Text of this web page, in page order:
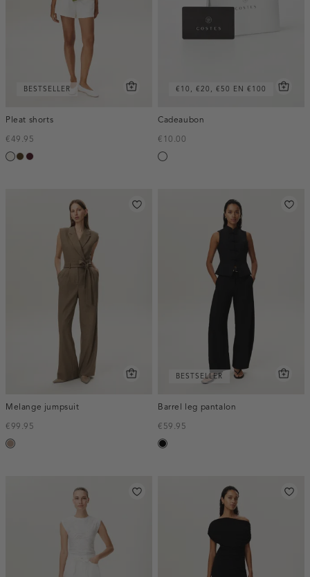
BESTSELLER
Pleat shorts
€49.95
creme,
toffeepruim,
€10, €20, €50 EN €100
Cadeaubon
€10.00
Silver
Melange jumpsuit
€99.95
taupe,
BESTSELLER
Barrel leg pantalon
€59.95
zwart